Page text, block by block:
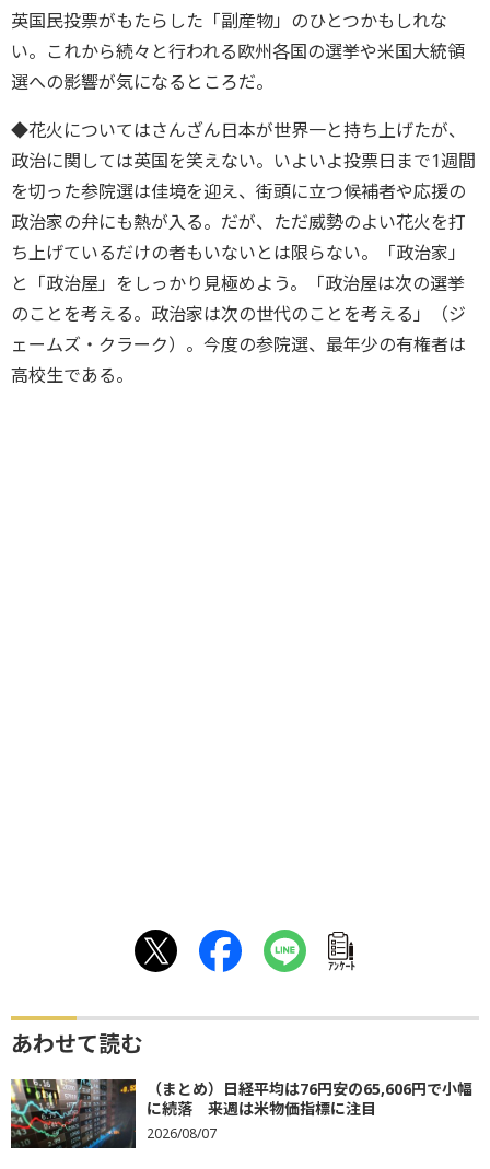
英国民投票がもたらした「副産物」のひとつかもしれな
い。これから続々と行われる欧州各国の選挙や米国大統領
選への影響が気になるところだ。
◆花火についてはさんざん日本が世界一と持ち上げたが、
政治に関しては英国を笑えない。いよいよ投票日まで1週間
を切った参院選は佳境を迎え、街頭に立つ候補者や応援の
政治家の弁にも熱が入る。だが、ただ威勢のよい花火を打
ち上げているだけの者もいないとは限らない。「政治家」
と「政治屋」をしっかり見極めよう。「政治屋は次の選挙
のことを考える。政治家は次の世代のことを考える」（ジ
ェームズ・クラーク）。今度の参院選、最年少の有権者は
高校生である。
ｱﾝｹｰﾄ
あわせて読む
（まとめ）日経平均は76円安の65,606円で小幅
に続落 来週は米物価指標に注目
2026/08/07